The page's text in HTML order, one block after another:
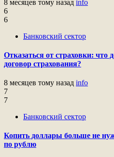
8 месяцев тому назад info
6
6
Банковский сектор
Отказаться от страховки: что
договор страхования?
8 месяцев тому назад info
7
7
Банковский сектор
Копить доллары больше не
по рублю